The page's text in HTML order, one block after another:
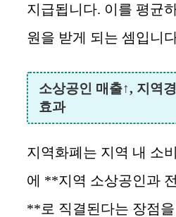
지급됩니다. 이를 평균
원을 받게 되는 셈입니
소상공인 매출↑, 지역
효과
지역화폐는 지역 내 소
에 **지역 소상공인과
**로 직결된다는 장점